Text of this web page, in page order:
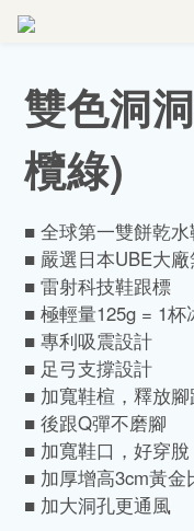
雙色洞
欖綠)
■ 全球第一雙餅乾水
■ 嚴選日本UBE大
■ 雷射科技鞋跟標
■ 極輕量125g = 1杯
■ 專利吸震設計
■ 足弓支撐設計
■ 加寬鞋楦，釋放
■ 後跟Q彈不磨腳
■ 加寬鞋口，好穿脫
■ 加厚增高3cm黃金
■ 加大洞孔更通風